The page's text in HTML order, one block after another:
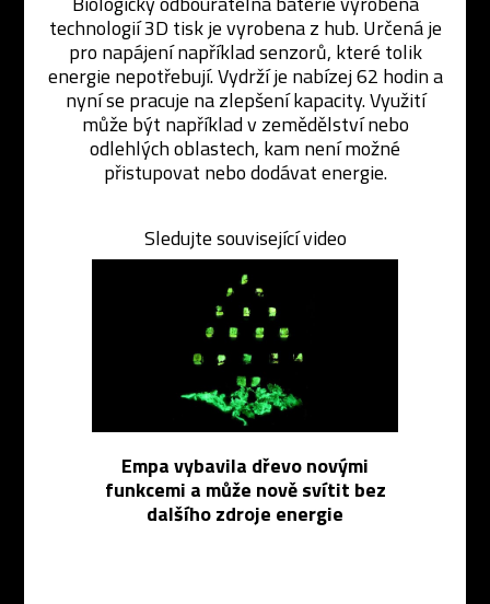
technologií 3D tisk je vyrobena z hub. Určená je
pro napájení například senzorů, které tolik
energie nepotřebují. Vydrží je nabízej 62 hodin a
nyní se pracuje na zlepšení kapacity. Využití
může být například v zemědělství nebo
odlehlých oblastech, kam není možné
přistupovat nebo dodávat energie.
Sledujte související video
Empa vybavila dřevo novými
funkcemi a může nově svítit bez
dalšího zdroje energie